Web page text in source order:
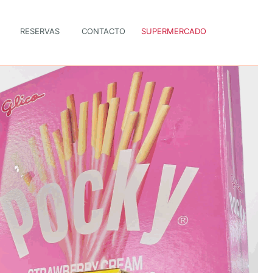
RESERVAS CONTACTO SUPERMERCADO